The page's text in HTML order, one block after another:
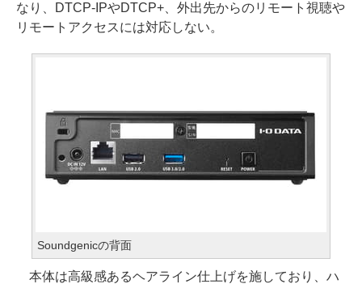
なり、DTCP-IPやDTCP+、外出先からのリモート視聴や
リモートアクセスには対応しない。
Soundgenicの背面
本体は高級感あるヘアライン仕上げを施しており、ハ